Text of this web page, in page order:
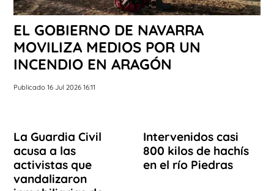
EL GOBIERNO DE NAVARRA
MOVILIZA MEDIOS POR UN
INCENDIO EN ARAGÓN
Publicado 16 Jul 2026 16:11
La Guardia Civil
acusa a las
activistas que
vandalizaron
Intervenidos casi
800 kilos de hachís
en el río Piedras